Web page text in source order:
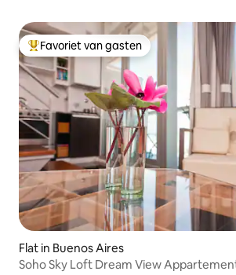
Topfavoriet van gasten
Favoriet van gasten
Flat in Buenos Aires
Soho Sky Loft Dream View